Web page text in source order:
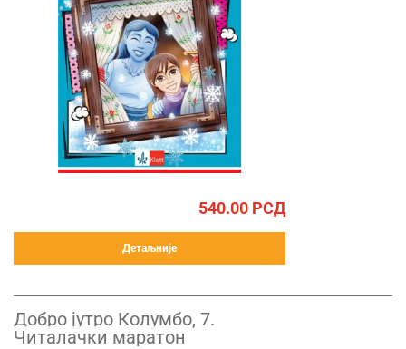
540.00 РСД
Детаљније
Добро јутро Колумбо, 7.
Читалачки маратон